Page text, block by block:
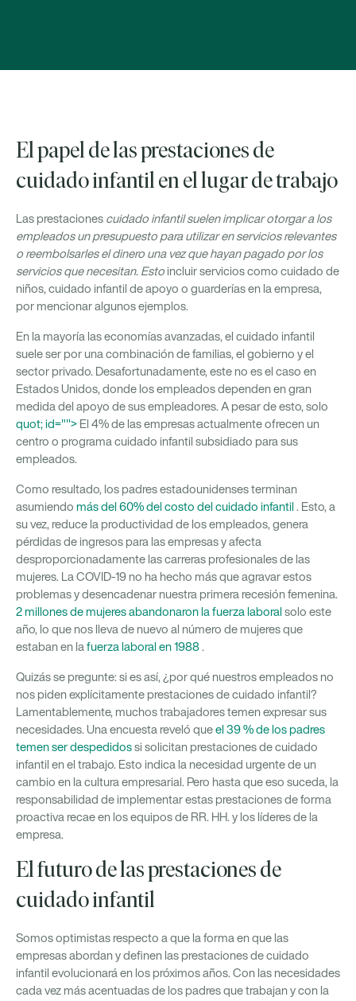
El papel de las prestaciones de
cuidado infantil en el lugar de trabajo
Las prestaciones cuidado infantil suelen implicar otorgar a los
empleados un presupuesto para utilizar en servicios relevantes
o reembolsarles el dinero una vez que hayan pagado por los
servicios que necesitan. Estoincluir servicios como cuidado de
niños, cuidado infantil de apoyo o guarderías en la empresa,
por mencionar algunos ejemplos.
En la mayoría las economías avanzadas, el cuidado infantil
suele ser por una combinación de familias, el gobierno y el
sector privado. Desafortunadamente, este no es el caso en
Estados Unidos, donde los empleados dependen en gran
medida del apoyo de sus empleadores. A pesar de esto, solo
quot; id=""> El 4% de las empresas actualmente ofrecen un
centro o programa cuidado infantil subsidiado para sus
empleados.
Como resultado, los padres estadounidenses terminan
asumiendo más del 60% del costo del cuidado infantil . Esto, a
su vez, reduce la productividad de los empleados, genera
pérdidas de ingresos para las empresas y afecta
desproporcionadamente las carreras profesionales de las
mujeres. La COVID-19 no ha hecho más que agravar estos
problemas y desencadenar nuestra primera recesión femenina.
2 millones de mujeres abandonaron la fuerza laboral solo este
año, lo que nos lleva de nuevo al número de mujeres que
estaban en la fuerza laboral en 1988.
Quizás se pregunte: si es así, ¿por qué nuestros empleados no
nos piden explícitamente prestaciones de cuidado infantil?
Lamentablemente, muchos trabajadores temen expresar sus
necesidades. Una encuesta reveló queel 39 % de los padres
temen ser despedidossi solicitan prestaciones de cuidado
infantil en el trabajo. Esto indica la necesidad urgente de un
cambio en la cultura empresarial. Pero hasta que eso suceda, la
responsabilidad de implementar estas prestaciones de forma
proactiva recae en los equipos de RR. HH. y los líderes de la
empresa.
El futuro de las prestaciones de
cuidado infantil
Somos optimistas respecto a que la forma en que las
empresas abordan y definen las prestaciones de cuidado
infantil evolucionará en los próximos años. Con las necesidades
cada vez más acentuadas de los padres que trabajan y con la